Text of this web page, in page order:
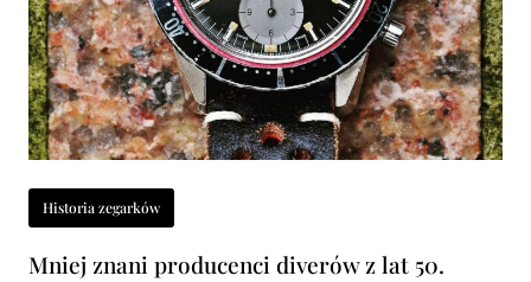
Historia zegarków
Mniej znani producenci diverów z lat 50.